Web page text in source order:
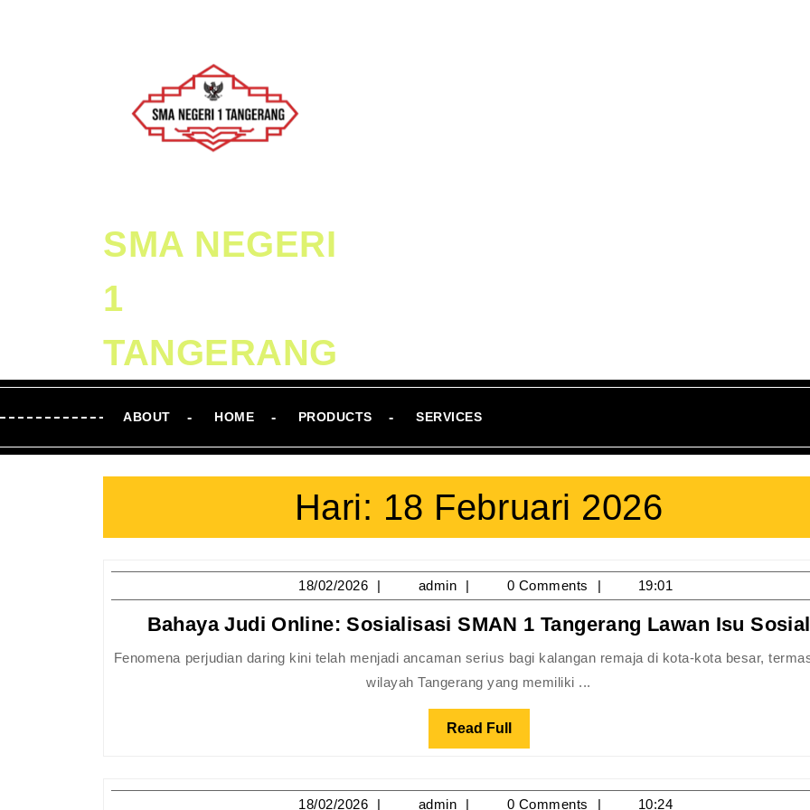
SMA NEGERI
1
TANGERANG
ABOUT HOME PRODUCTS SERVICES
Hari: 18 Februari 2026
18/02/2026 18/02/2026
admin admin0 Comments 19:01
Bahaya Judi Online: Sosialisasi SMAN 1 Tangerang Lawan Isu Sosial
Fenomena perjudian daring kini telah menjadi ancaman serius bagi kalangan remaja di kota-kota besar, termasuk di
wilayah Tangerang yang memiliki ...
Read Full Read
Full
18/02/2026 18/02/2026
admin admin0 Comments 10:24